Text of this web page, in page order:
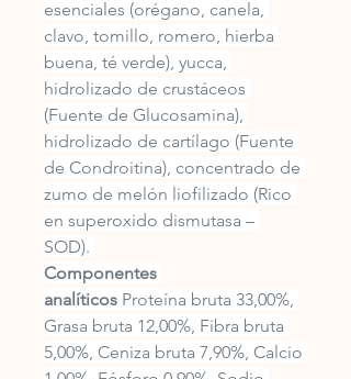
esenciales (orégano, canela,
clavo, tomillo, romero, hierba
buena, té verde), yucca,
hidrolizado de crustáceos
(Fuente de Glucosamina),
hidrolizado de cartílago (Fuente
de Condroitina), concentrado de
zumo de melón liofilizado (Rico
en superoxido dismutasa –
SOD).
Componentes
analíticos Proteína bruta 33,00%,
Grasa bruta 12,00%, Fibra bruta
5,00%, Ceniza bruta 7,90%, Calcio